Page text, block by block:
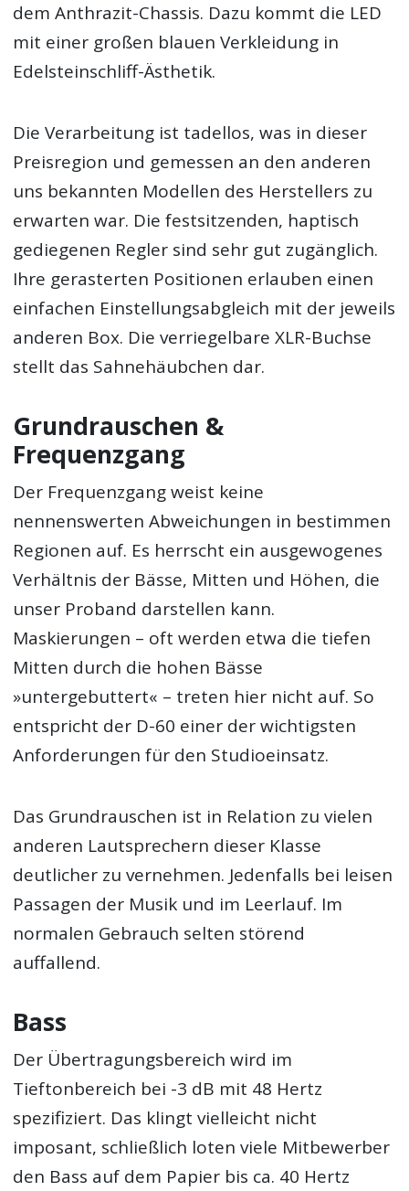
dem Anthrazit-Chassis. Dazu kommt die LED
mit einer großen blauen Verkleidung in
Edelsteinschliff-Ästhetik.
Die Verarbeitung ist tadellos, was in dieser
Preisregion und gemessen an den anderen
uns bekannten Modellen des Herstellers zu
erwarten war. Die festsitzenden, haptisch
gediegenen Regler sind sehr gut zugänglich.
Ihre gerasterten Positionen erlauben einen
einfachen Einstellungsabgleich mit der jeweils
anderen Box. Die verriegelbare XLR-Buchse
stellt das Sahnehäubchen dar.
Grundrauschen &
Frequenzgang
Der Frequenzgang weist keine
nennenswerten Abweichungen in bestimmen
Regionen auf. Es herrscht ein ausgewogenes
Verhältnis der Bässe, Mitten und Höhen, die
unser Proband darstellen kann.
Maskierungen – oft werden etwa die tiefen
Mitten durch die hohen Bässe
»untergebuttert« – treten hier nicht auf. So
entspricht der D-60 einer der wichtigsten
Anforderungen für den Studioeinsatz.
Das Grundrauschen ist in Relation zu vielen
anderen Lautsprechern dieser Klasse
deutlicher zu vernehmen. Jedenfalls bei leisen
Passagen der Musik und im Leerlauf. Im
normalen Gebrauch selten störend
auffallend.
Bass
Der Übertragungsbereich wird im
Tieftonbereich bei -3 dB mit 48 Hertz
spezifiziert. Das klingt vielleicht nicht
imposant, schließlich loten viele Mitbewerber
den Bass auf dem Papier bis ca. 40 Hertz